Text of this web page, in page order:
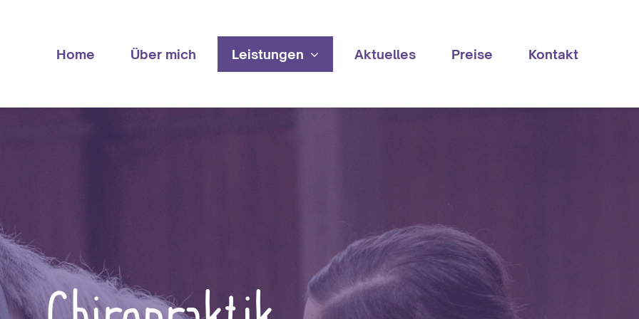
Home Über mich Leistungen Aktuelles Preise Kontakt